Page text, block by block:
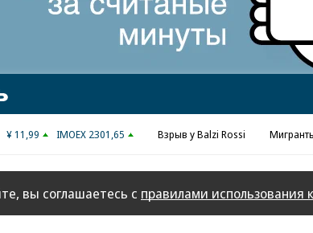
¥ 11,99 IMOEX 2301,65 Взрыв у Balzi Rossi
вы соглашаетесь с правилами использования